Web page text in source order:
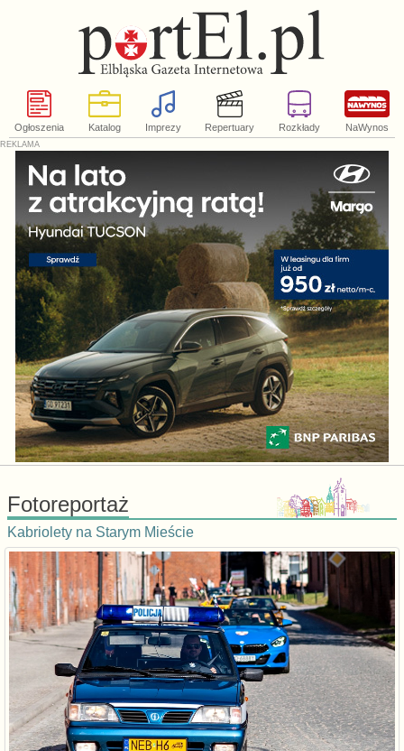
Ogłoszenia Katalog Imprezy Repertuary Rozkłady NaWynos
Fotoreportaż
Kabriolety na Starym Mieście